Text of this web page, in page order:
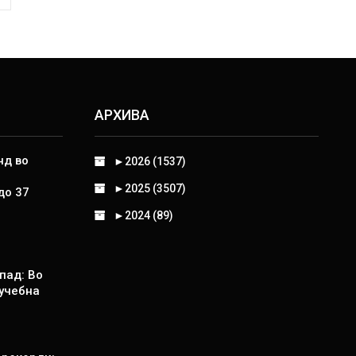
во
37
Во
АРХИВА
► 2026 (1537)
► 2025 (3507)
► 2024 (89)